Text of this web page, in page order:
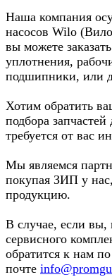
Наша компания
насосов Wilo
вы можете
уплотнения,
подшипники, или
Хотим обратить
подбора
требуется от вас
Мы являемся
покупая ЗИП у
продукцию.
В случае, если
сервисного
обратится к нам
почте